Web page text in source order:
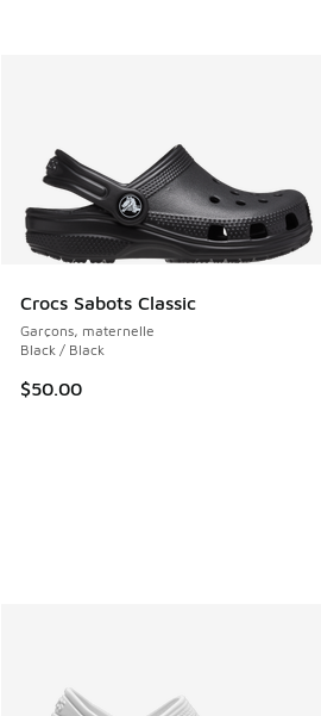
Crocs Sabots Classic
Garçons, maternelle
Black / Black
$50.00